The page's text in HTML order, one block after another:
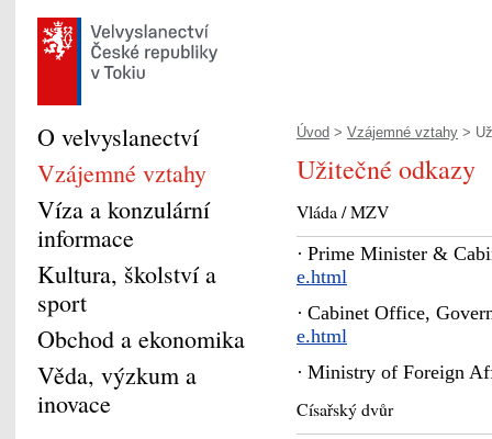
Úvod > Vzájemné vztahy >
Užitečné odkazy
Vláda / MZV
· Prime Minister &
e.html
· Cabinet Office,
e.html
· Ministry of Foreign
Císařský dvůr
O velvyslanectví
Vzájemné vztahy
Víza a konzulární
informace
Kultura, školství a
sport
Obchod a ekonomika
Věda, výzkum a
inovace